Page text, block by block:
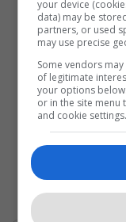
your device
data) may be
partners, or used
may use precise
Some vendors
of legitimate
your options
or in the site menu
and cookie settings.